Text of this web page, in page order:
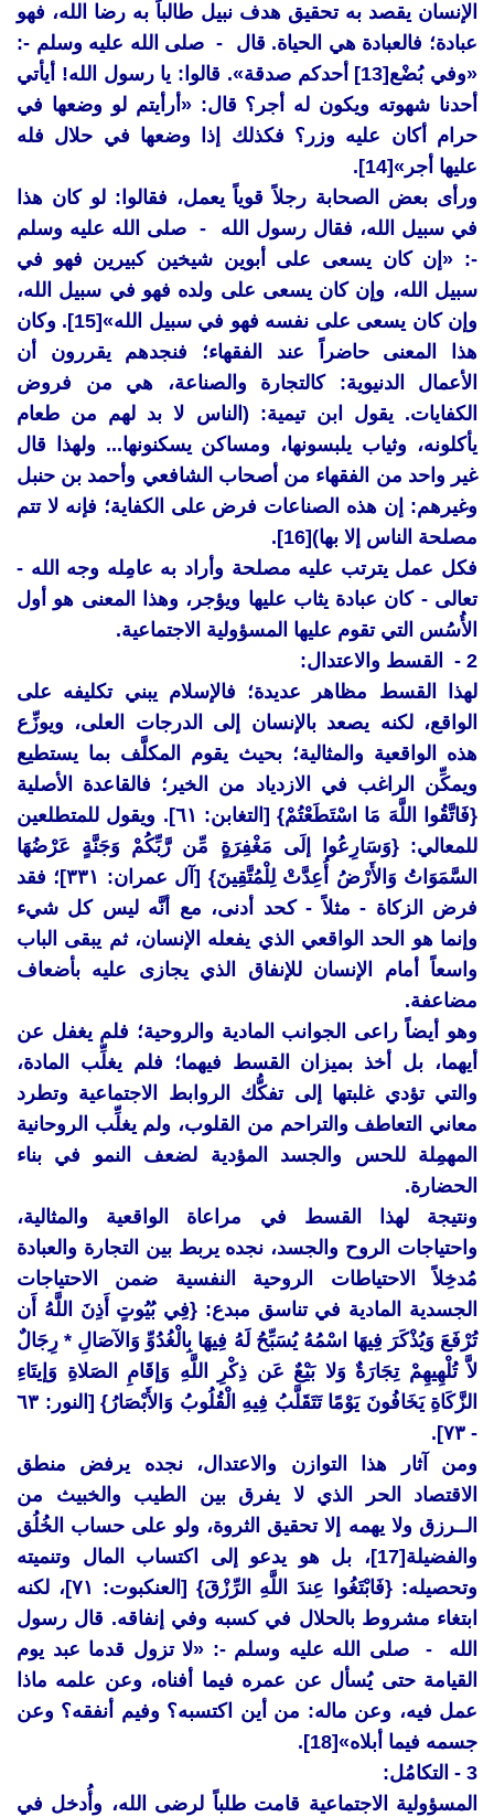
الإنسان يقصد به تحقيق هدف نبيل طالباً به رضا الله، فهو
عبادة؛ فالعبادة هي الحياة. قال - صلى الله عليه وسلم -:
«وفي بُضْع[13] أحدكم صدقة». قالوا: يا رسول الله! أيأتي
أحدنا شهوته ويكون له أجر؟ قال: «أرأيتم لو وضعها في
حرام أكان عليه وزر؟ فكذلك إذا وضعها في حلال فله
عليها أجر»[14].
ورأى بعض الصحابة رجلاً قوياً يعمل، فقالوا: لو كان هذا
في سبيل الله، فقال رسول الله - صلى الله عليه وسلم
-: «إن كان يسعى على أبوين شيخين كبيرين فهو في
سبيل الله، وإن كان يسعى على ولده فهو في سبيل الله،
وإن كان يسعى على نفسه فهو في سبيل الله»[15]. وكان
هذا المعنى حاضراً عند الفقهاء؛ فنجدهم يقررون أن
الأعمال الدنيوية: كالتجارة والصناعة، هي من فروض
الكفايات. يقول ابن تيمية: (الناس لا بد لهم من طعام
يأكلونه، وثياب يلبسونها، ومساكن يسكنونها... ولهذا قال
غير واحد من الفقهاء من أصحاب الشافعي وأحمد بن حنبل
وغيرهم: إن هذه الصناعات فرض على الكفاية؛ فإنه لا تتم
مصلحة الناس إلا بها)[16].
فكل عمل يترتب عليه مصلحة وأراد به عامِله وجه الله -
تعالى - كان عبادة يثاب عليها ويؤجر، وهذا المعنى هو أول
الأُسُس التي تقوم عليها المسؤولية الاجتماعية.
2 - القسط والاعتدال:
لهذا القسط مظاهر عديدة؛ فالإسلام يبني تكليفه على
الواقع، لكنه يصعد بالإنسان إلى الدرجات العلى، ويوزِّع
هذه الواقعية والمثالية؛ بحيث يقوم المكلَّف بما يستطيع
ويمكِّن الراغب في الازدياد من الخير؛ فالقاعدة الأصلية
{فَاتَّقُوا اللَّهَ مَا اسْتَطَعْتُمْ} [التغابن: ٦١]. ويقول للمتطلعين
للمعالي: {وَسَارِعُوا إلَى مَغْفِرَةٍ مِّن رَّبِّكُمْ وَجَنَّةٍ عَرْضُهَا
السَّمَوَاتُ وَالأَرْضُ أُعِدَّتْ لِلْمُتَّقِينَ} [آل عمران: ٣٣١]؛ فقد
فرض الزكاة - مثلاً - كحد أدنى، مع أنَّه ليس كل شيء
وإنما هو الحد الواقعي الذي يفعله الإنسان، ثم يبقى الباب
واسعاً أمام الإنسان للإنفاق الذي يجازى عليه بأضعاف
مضاعفة.
وهو أيضاً راعى الجوانب المادية والروحية؛ فلم يغفل عن
أيهما، بل أخذ بميزان القسط فيهما؛ فلم يغلِّب المادة،
والتي تؤدي غلبتها إلى تفكُّك الروابط الاجتماعية وتطرد
معاني التعاطف والتراحم من القلوب، ولم يغلِّب الروحانية
المهمِلة للحس والجسد المؤدية لضعف النمو في بناء
الحضارة.
ونتيجة لهذا القسط في مراعاة الواقعية والمثالية،
واحتياجات الروح والجسد، نجده يربط بين التجارة والعبادة
مُدخِلاً الاحتياطات الروحية النفسية ضمن الاحتياجات
الجسدية المادية في تناسق مبدع: {فِي بُيُوتٍ أَذِنَ اللَّهُ أَن
تُرْفَعَ وَيُذْكَرَ فِيهَا اسْمُهُ يُسَبِّحُ لَهُ فِيهَا بِالْغُدُوِّ وَالآصَالِ * رِجَالٌ
لاَّ تُلْهِيهِمْ تِجَارَةٌ وَلا بَيْعٌ عَن ذِكْرِ اللَّهِ وَإقَامِ الصَلاةِ وَإيتَاءِ
الزَّكَاةِ يَخَافُونَ يَوْمًا تَتَقَلَّبُ فِيهِ الْقُلُوبُ وَالأَبْصَارُ} [النور: ٦٣
- ٧٣].
ومن آثار هذا التوازن والاعتدال، نجده يرفض منطق
الاقتصاد الحر الذي لا يفرق بين الطيب والخبيث من
الــرزق ولا يهمه إلا تحقيق الثروة، ولو على حساب الخُلُق
والفضيلة[17]، بل هو يدعو إلى اكتساب المال وتنميته
وتحصيله: {فَابْتَغُوا عِندَ اللَّهِ الرِّزْقَ} [العنكبوت: ٧١]، لكنه
ابتغاء مشروط بالحلال في كسبه وفي إنفاقه. قال رسول
الله - صلى الله عليه وسلم -: «لا تزول قدما عبد يوم
القيامة حتى يُسأل عن عمره فيما أفناه، وعن علمه ماذا
عمل فيه، وعن ماله: من أين اكتسبه؟ وفيم أنفقه؟ وعن
جسمه فيما أبلاه»[18].
3 - التكامُل:
المسؤولية الاجتماعية قامت طلباً لرضى الله، وأُدخل في